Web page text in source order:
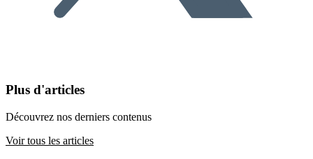
Plus d'articles
Découvrez nos derniers contenus
Voir tous les articles